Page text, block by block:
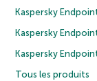
Kaspersky
Kaspersky
Kaspersky
Tous les produits